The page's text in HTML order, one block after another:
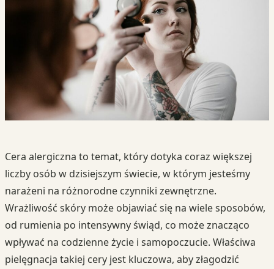
Cera alergiczna to temat, który dotyka coraz większej
liczby osób w dzisiejszym świecie, w którym jesteśmy
narażeni na różnorodne czynniki zewnętrzne.
Wrażliwość skóry może objawiać się na wiele sposobów,
od rumienia po intensywny świąd, co może znacząco
wpływać na codzienne życie i samopoczucie. Właściwa
pielęgnacja takiej cery jest kluczowa, aby złagodzić